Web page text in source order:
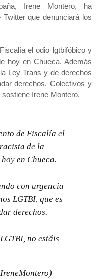
Irene Montero, ha
que denunciará los
el odio lgtbifóbico y
hoy en Chueca. Además
Ley Trans y de derechos
derechos. Colectivos y
Irene Montero.
de Fiscalía el
de la
en Chueca.
con urgencia
LGTBI, que es
derechos.
no estáis